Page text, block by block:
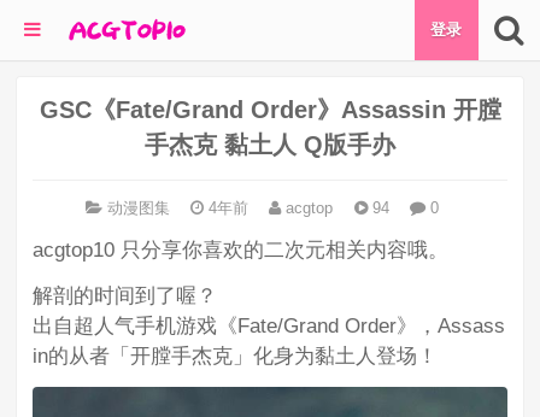
登录
GSC《Fate/Grand Order》Assassin 开膛
手杰克 黏土人 Q版手办
动漫图集 4年前 acgtop 94 0
acgtop10 只分享你喜欢的二次元相关内容哦。
解剖的时间到了喔？
出自超人气手机游戏《Fate/Grand Order》，Assass
in的从者「开膛手杰克」化身为黏土人登场！